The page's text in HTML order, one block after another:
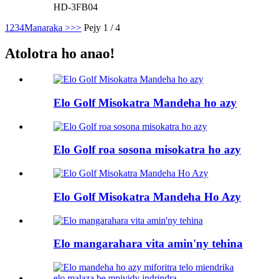
HD-3FB04
1 234Manaraka >>> Pejy 1 / 4
Atolotra ho anao!
Elo Golf Misokatra Mandeha ho azy
Elo Golf roa sosona misokatra ho azy
Elo Golf Misokatra Mandeha Ho Azy
Elo mangarahara vita amin'ny tehina